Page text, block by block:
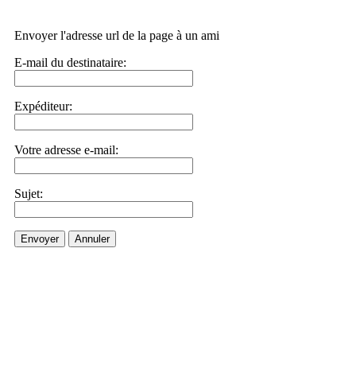
Envoyer l'adresse url de la page à un ami
E-mail du destinataire:
Expéditeur:
Votre adresse e-mail:
Sujet:
Envoyer Annuler